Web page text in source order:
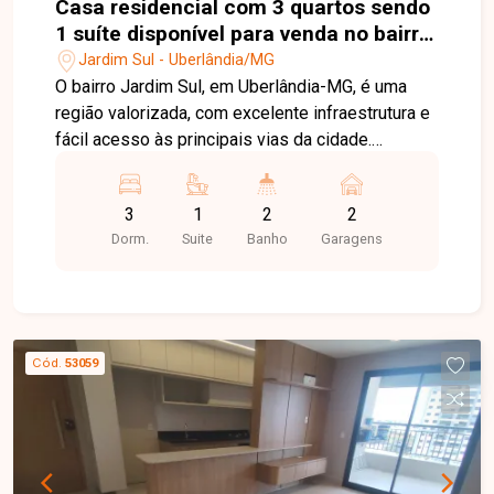
Casa residencial com 3 quartos sendo
1 suíte disponível para venda no bairro
Jardim Sul em Uberlândia-MG
Jardim Sul - Uberlândia/MG
O bairro Jardim Sul, em Uberlândia-MG, é uma
região valorizada, com excelente infraestrutura e
fácil acesso às principais vias da cidade.
restaurantes e diversos serviços, oferece
praticidade, conforto e qualidade de vida para
toda a família. Casa com aproximadamente
suíte com móveis planejados, penteadeira com
iluminação em LED, espelhos e ar-condicionado,
banheiro social e banheiro da suíte com armários
planejados e chuveiros. A cozinha é completa,
equipada com móveis planejados, forno
embutido, cooktop, depurador de ar e lava-louças.
3
Dorm.
1
Suite
2
Banho
2
Garagens
Cód. 53059